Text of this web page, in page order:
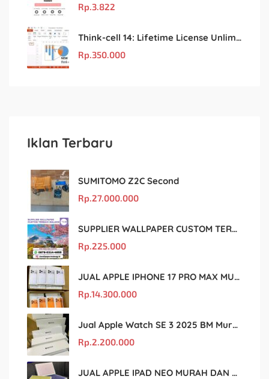
Rp.3.822
Think-cell 14: Lifetime License Unlimited User untuk PowerPoint & Excel
Rp.350.000
Iklan Terbaru
SUMITOMO Z2C Second
Rp.27.000.000
SUPPLIER WALLPAPER CUSTOM TERBAIK MALANG
Rp.225.000
JUAL APPLE IPHONE 17 PRO MAX MURAH DAN ORIGINAL
Rp.14.300.000
Jual Apple Watch SE 3 2025 BM Murah Dan original
Rp.2.200.000
JUAL APPLE IPAD NEO MURAH DAN ORIGINAL